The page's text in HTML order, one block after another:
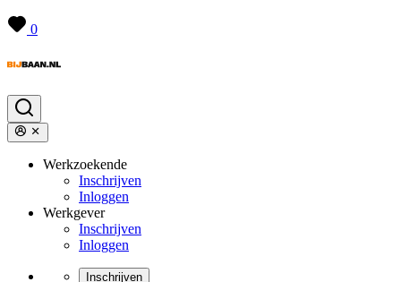
0
Werkzoekende
Inschrijven
Inloggen
Werkgever
Inschrijven
Inloggen
Inschrijven